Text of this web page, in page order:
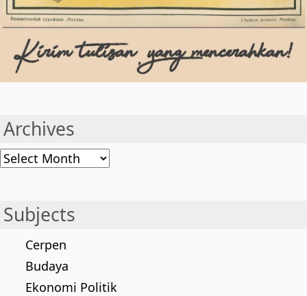
Archives
Archives
Subjects
Cerpen
Budaya
Ekonomi Politik